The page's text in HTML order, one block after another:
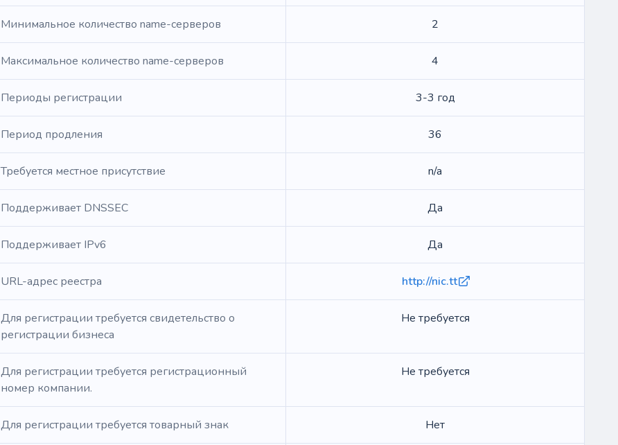
Минимальное количество name-серверов 2
Максимальное количество name-серверов 4
Периоды регистрации 3-3 год
Период продления 36
Требуется местное присутствие n/a
Поддерживает DNSSEC Да
Поддерживает IPv6 Да
URL-адрес реестра http://nic.tt
Для регистрации требуется свидетельство о
регистрации бизнеса
Не требуется
Для регистрации требуется регистрационный
номер компании.
Не требуется
Для регистрации требуется товарный знак Нет